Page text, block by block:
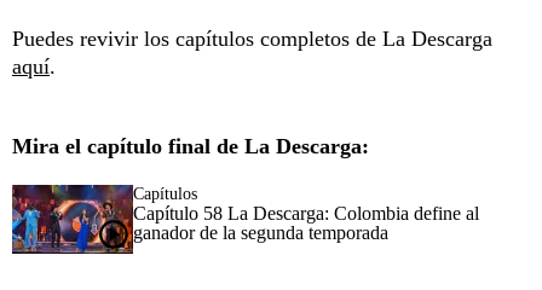
Puedes revivir los capítulos completos de La Descarga
aquí.
Mira el capítulo final de La Descarga:
Capítulos
Capítulo 58 La Descarga: Colombia define al
ganador de la segunda temporada